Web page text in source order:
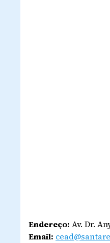
Endereço: Av. Dr.
Email: